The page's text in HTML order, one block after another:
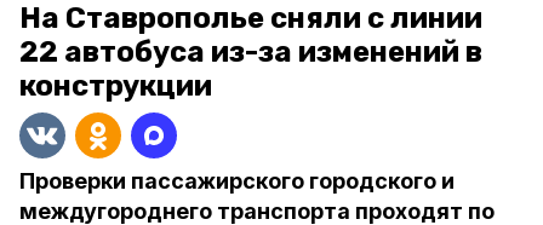
На Ставрополье сняли с линии
22 автобуса из-за изменений в
конструкции
Проверки пассажирского городского и
междугороднего транспорта проходят по